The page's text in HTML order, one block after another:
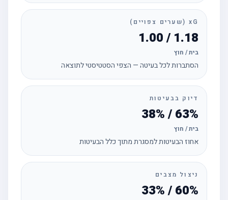
xG (שערים צפויים)
1.18 / 1.00
בית / חוץ
הסתברות לכל בעיטה — הצפי הסטטיסטי לתוצאה
דיוק בבעיטות
63% / 38%
בית / חוץ
אחוז הבעיטות למסגרת מתוך כלל הבעיטות
ניצול מצבים
60% / 33%